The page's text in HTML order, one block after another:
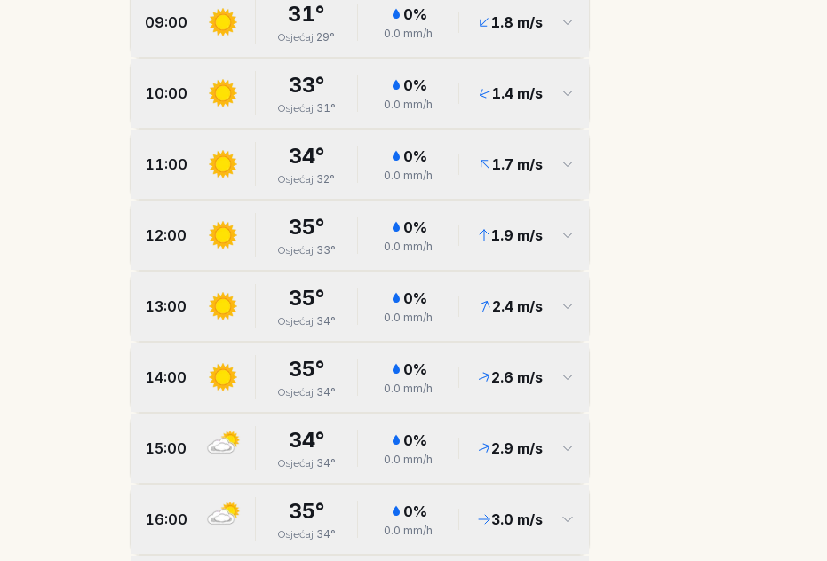
09:00 31°
Osjećaj 29°
0%
0.0 mm/h
1.8 m/s
10:00 33°
Osjećaj 31°
0%
0.0 mm/h
1.4m/s
11:00 34°
Osjećaj 32°
0%
0.0 mm/h
1.7 m/s
12:00 35°
Osjećaj 33°
0%
0.0 mm/h
1.9 m/s
13:00 35°
Osjećaj 34°
0%
0.0 mm/h
2.4m/s
14:00 35°
Osjećaj 34°
0%
0.0 mm/h
2.6 m/s
15:00 34°
Osjećaj 34°
0%
0.0 mm/h
2.9 m/s
16:00 35°
Osjećaj 34°
0%
0.0 mm/h
3.0 m/s